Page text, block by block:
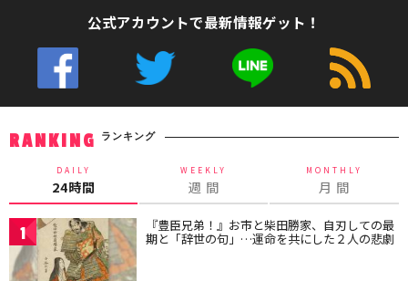
公式アカウントで最新情報ゲット！
RANKING ランキング
DAILY
24時間
WEEKLY
週 間
MONTHLY
月 間
1 『豊臣兄弟！』お市と柴田勝家、自刃しての最
期と「辞世の句」…運命を共にした２人の悲劇